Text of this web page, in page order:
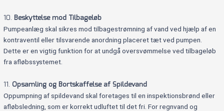
10. Beskyttelse mod Tilbageløb
Pumpeanlæg skal sikres mod tilbagestrømning af vand ved hjælp af en
kontraventil eller tilsvarende anordning placeret tæt ved pumpen.
Dette er en vigtig funktion for at undgå oversvømmelse ved tilbageløb
fra afløbssystemet.
11. Opsamling og Bortskaffelse af Spildevand
Oppumpning af spildevand skal foretages til en inspektionsbrønd eller
afløbsledning, som er korrekt udluftet til det fri. For regnvand og